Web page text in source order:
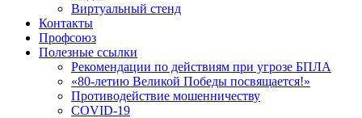
Виртуальный стенд
Контакты
Профсоюз
Полезные ссылки
Рекомендации по действиям при угрозе БПЛА
«80-летию Великой Победы посвящается!»
Противодействие мошенничеству
COVID-19